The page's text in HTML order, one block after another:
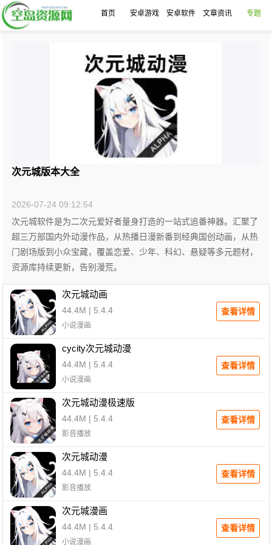
首页 安卓游戏 安卓软件 文章资讯 专题
次元城版本大全
2026-07-24 09:12:54
次元城软件是为二次元爱好者量身打造的一站式追番神器。汇聚了
超三万部国内外动漫作品，从热播日漫新番到经典国创动画，从热
门剧场版到小众宝藏，覆盖恋爱、少年、科幻、悬疑等多元题材，
资源库持续更新，告别漫荒。
次元城动画
44.4M | 5.4.4
小说漫画
查看详情
cycity次元城动漫
44.4M | 5.4.4
小说漫画
查看详情
次元城动漫极速版
44.4M | 5.4.4
影音播放
查看详情
次元城动漫
44.4M | 5.4.4
影音播放
查看详情
次元城漫画
44.4M | 5.4.4
小说漫画
查看详情